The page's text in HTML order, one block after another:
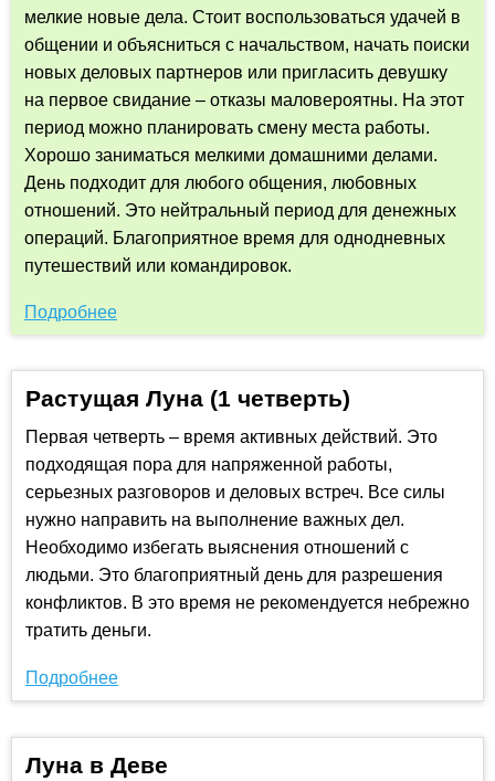
мелкие новые дела. Стоит воспользоваться удачей в
общении и объясниться с начальством, начать поиски
новых деловых партнеров или пригласить девушку
на первое свидание – отказы маловероятны. На этот
период можно планировать смену места работы.
Хорошо заниматься мелкими домашними делами.
День подходит для любого общения, любовных
отношений. Это нейтральный период для денежных
операций. Благоприятное время для однодневных
путешествий или командировок.
Подробнее
Растущая Луна (1 четверть)
Первая четверть – время активных действий. Это
подходящая пора для напряженной работы,
серьезных разговоров и деловых встреч. Все силы
нужно направить на выполнение важных дел.
Необходимо избегать выяснения отношений с
людьми. Это благоприятный день для разрешения
конфликтов. В это время не рекомендуется небрежно
тратить деньги.
Подробнее
Луна в Деве